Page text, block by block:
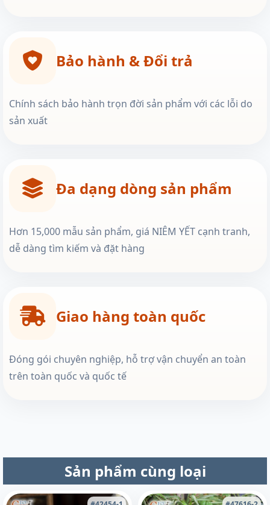
Bảo hành & Đổi trả
Chính sách bảo hành trọn đời sản phẩm với các lỗi do
sản xuất
Đa dạng dòng sản phẩm
Hơn 15,000 mẫu sản phẩm, giá NIÊM YẾT cạnh tranh,
dễ dàng tìm kiếm và đặt hàng
Giao hàng toàn quốc
Đóng gói chuyên nghiệp, hỗ trợ vận chuyển an toàn
trên toàn quốc và quốc tế
Sản phẩm cùng loại